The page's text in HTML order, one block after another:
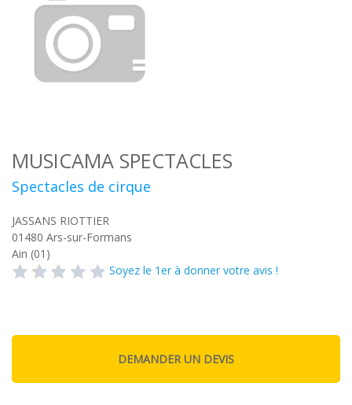
MUSICAMA SPECTACLES
Spectacles de cirque
JASSANS RIOTTIER
01480 Ars-sur-Formans
Ain (01)
Soyez le 1er à donner votre avis !